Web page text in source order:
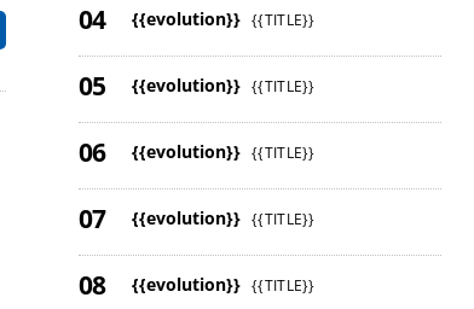
{{evolution}} {{TITLE}}
{{evolution}} {{TITLE}}
{{evolution}} {{TITLE}}
{{evolution}} {{TITLE}}
{{evolution}} {{TITLE}}